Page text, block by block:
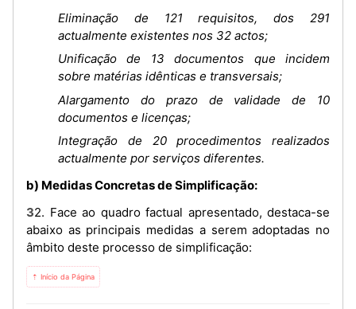
Eliminação de 121 requisitos, dos 291
actualmente existentes nos 32 actos;
Unificação de 13 documentos que incidem
sobre matérias idênticas e transversais;
Alargamento do prazo de validade de 10
documentos e licenças;
Integração de 20 procedimentos realizados
actualmente por serviços diferentes.
b) Medidas Concretas de Simplificação:
32. Face ao quadro factual apresentado, destaca-se
abaixo as principais medidas a serem adoptadas no
âmbito deste processo de simplificação:
⇡ Início da Página